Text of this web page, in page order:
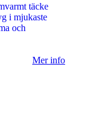
täcke
i mjukaste
och
Mer info